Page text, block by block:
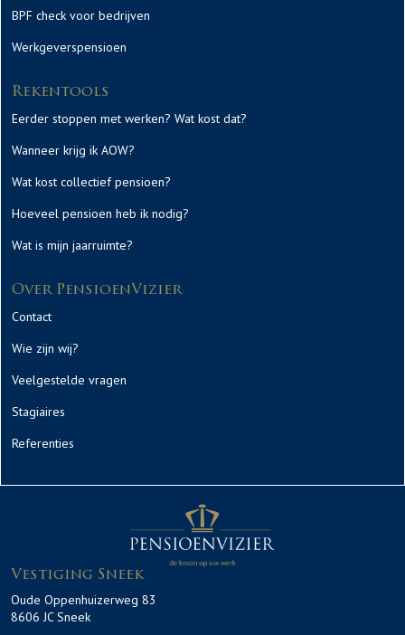
BPF check voor bedrijven
Werkgeverspensioen
Rekentools
Eerder stoppen met werken? Wat kost dat?
Wanneer krijg ik AOW?
Wat kost collectief pensioen?
Hoeveel pensioen heb ik nodig?
Wat is mijn jaarruimte?
Over PensioenVizier
Contact
Wie zijn wij?
Veelgestelde vragen
Stagiaires
Referenties
Vestiging Sneek
Oude Oppenhuizerweg 83
8606 JC Sneek